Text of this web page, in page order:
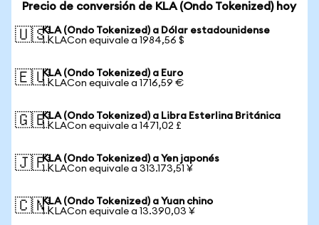
Precio de conversión de KLA (Ondo Tokenized) hoy
🇺🇸KLA (Ondo Tokenized) a Dólar estadounidense
1 KLACon equivale a 1984,56 $
🇪🇺KLA (Ondo Tokenized) a Euro
1 KLACon equivale a 1716,59 €
🇬🇧KLA (Ondo Tokenized) a Libra Esterlina Británica
1 KLACon equivale a 1471,02 £
🇯🇵KLA (Ondo Tokenized) a Yen japonés
1 KLACon equivale a 313.173,51 ¥
🇨🇳KLA (Ondo Tokenized) a Yuan chino
1 KLACon equivale a 13.390,03 ¥